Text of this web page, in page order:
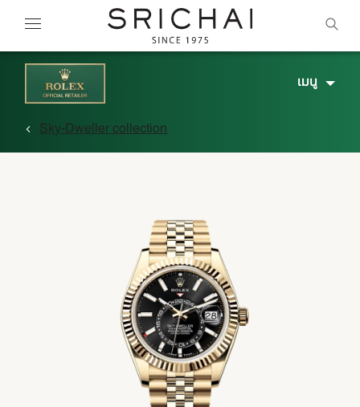
เมนู
Sky-Dweller collection